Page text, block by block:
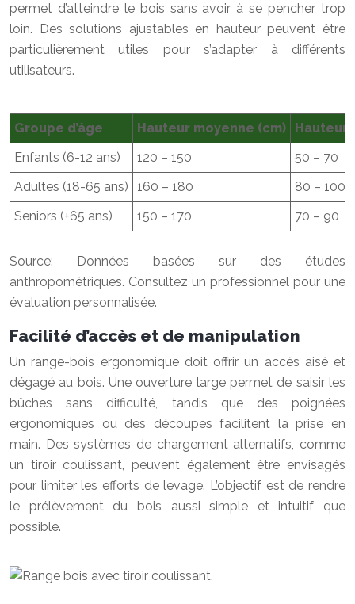
permet d’atteindre le bois sans avoir à se pencher trop
loin. Des solutions ajustables en hauteur peuvent être
particulièrement utiles pour s’adapter à différents
utilisateurs.
Groupe d’âge Hauteur moyenne (cm)
Hauteur
Enfants (6-12 ans)
120 – 150
50 – 70
Adultes (18-65 ans)
160 – 180
80 – 100
Seniors (+65 ans)
150 – 170 70 – 90
Source: Données basées sur des études
anthropométriques. Consultez un professionnel pour une
évaluation personnalisée.
Facilité d’accès et de manipulation
Un range-bois ergonomique doit offrir un accès aisé et
dégagé au bois. Une ouverture large permet de saisir les
bûches sans difficulté, tandis que des poignées
ergonomiques ou des découpes facilitent la prise en
main. Des systèmes de chargement alternatifs, comme
un tiroir coulissant, peuvent également être envisagés
pour limiter les efforts de levage. L’objectif est de rendre
le prélèvement du bois aussi simple et intuitif que
possible.